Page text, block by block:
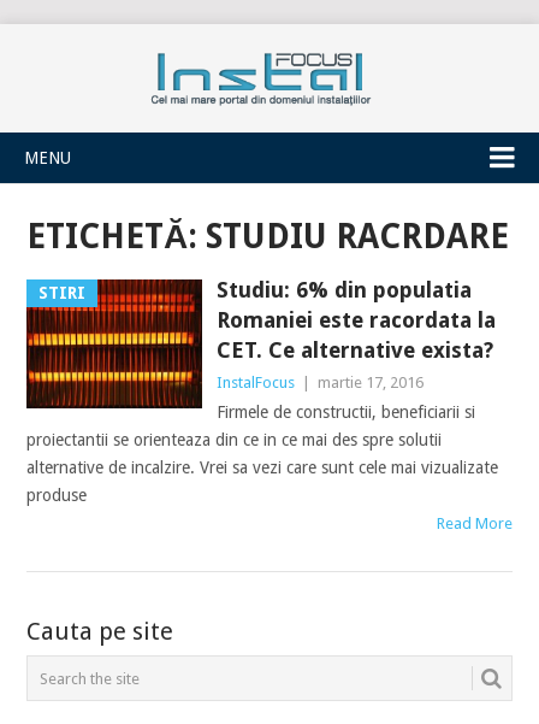
INSTALFOCUS
MENU
ETICHETĂ: STUDIU RACRDARE
STIRI
Studiu: 6% din populatia
Romaniei este racordata la
CET. Ce alternative exista?
InstalFocus martie 17, 2016
Firmele de constructii, beneficiarii si
proiectantii se orienteaza din ce in ce mai des spre solutii
alternative de incalzire. Vrei sa vezi care sunt cele mai vizualizate
produse
Read More
POSTS
NAVIGATION
Cauta pe site